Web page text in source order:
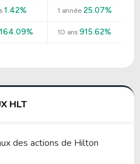
1.42% 1 année25.07%
164.09% 10 ans915.62%
HLT
des actions de Hilton